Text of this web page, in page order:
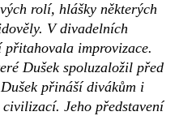
rolí, hlášky některých
V divadelních
improvizace.
Dušek spoluzaložil před
přináší divákům i
Jeho představení